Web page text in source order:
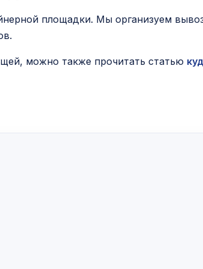
площадки. Мы организуем
можно также прочитать статью